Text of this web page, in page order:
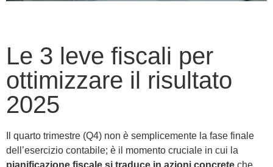
Le 3 leve fiscali per
ottimizzare il risultato
2025
Il quarto trimestre (Q4) non è semplicemente la fase finale
dell’esercizio contabile; è il momento cruciale in cui la
pianificazione fiscale si traduce in azioni concrete che